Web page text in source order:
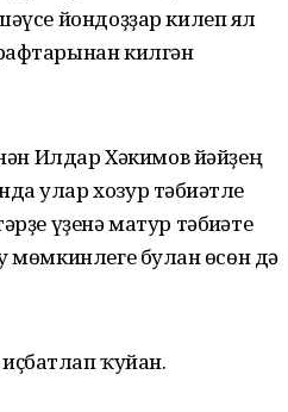
йондоҙҙар килеп ял
килгән
Илдар Хәкимов йәйҙең
улар хозур тәбиғәтле
үҙенә матур тәбиғәте
мөмкинлеге булған өсөн дә
ҡуйған.